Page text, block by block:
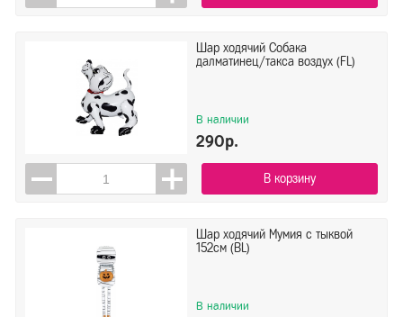
Шар ходячий Собака
далматинец/такса воздух (FL)
В наличии
290р.
В корзину
Шар ходячий Мумия с тыквой
152см (BL)
В наличии